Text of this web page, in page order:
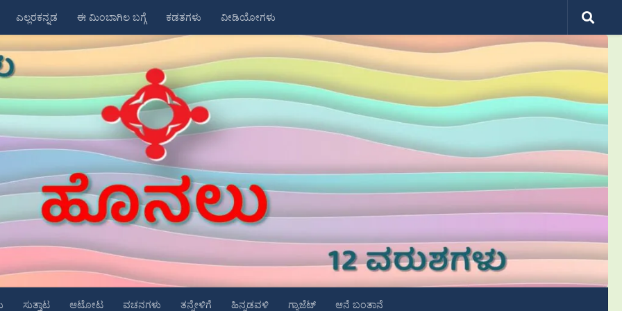
ಎಲ್ಲರಕನ್ನಡ ಈ ಮಿಂಬಾಗಿಲ ಬಗ್ಗೆ ಕಡತಗಳು ವೀಡಿಯೋಗಳು
ಸುತ್ತಾಟ ಆಟೋಟ ವಚನಗಳು ತನ್ನೇಳಿಗೆ ಹಿನ್ನಡವಳಿ ಗ್ಯಾಜೆಟ್ ಆನೆ ಬಂತಾನೆ